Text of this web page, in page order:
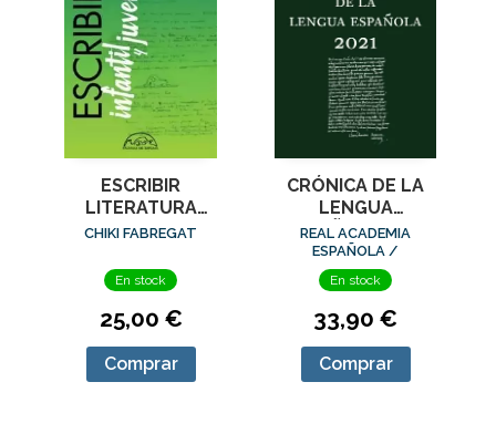
ESCRIBIR
LITERATURA
INFANTIL Y
CHIKI FABREGAT
En stock
25,00 €
Comprar
CRÓNICA DE LA
LENGUA
ESPAÑOLA 2021
REAL ACADEMIA
ESPAÑOLA /
ASOCIACIÓN DE
ACADEMIAS DE LA
En stock
33,90 €
Comprar